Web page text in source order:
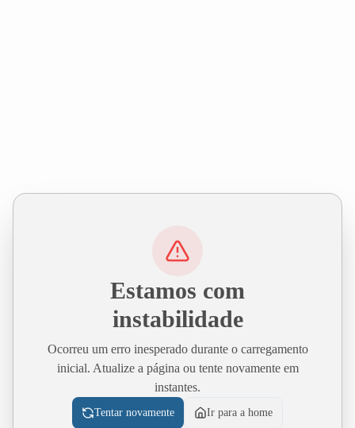
Estamos com
instabilidade
Ocorreu um erro inesperado durante o carregamento
inicial. Atualize a página ou tente novamente em
instantes.
Tentar novamente Ir para a home